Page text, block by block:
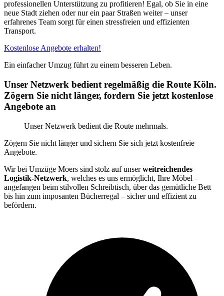
professionellen Unterstützung zu profitieren! Egal, ob Sie in eine
neue Stadt ziehen oder nur ein paar Straßen weiter – unser
erfahrenes Team sorgt für einen stressfreien und effizienten
Transport.
Kostenlose Angebote erhalten!
Ein einfacher Umzug führt zu einem besseren Leben.
Unser Netzwerk bedient regelmäßig die Route Köln.
Zögern Sie nicht länger, fordern Sie jetzt kostenlose
Angebote an
Unser Netzwerk bedient die Route mehrmals.
Zögern Sie nicht länger und sichern Sie sich jetzt kostenfreie
Angebote.
Wir bei Umzüge Moers sind stolz auf unserweitreichendes
Logistik-Netzwerk, welches es uns ermöglicht, Ihre Möbel –
angefangen beim stilvollen Schreibtisch, über das gemütliche Bett
bis hin zum imposanten Bücherregal – sicher und effizient zu
befördern.